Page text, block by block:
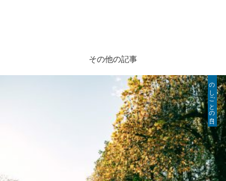
その他の記事
のしごとの日々